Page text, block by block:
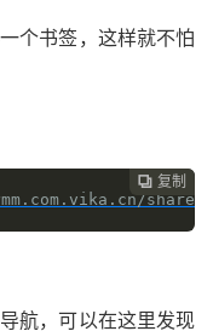
个书签，这样就不怕
 复制
share/
航，可以在这里发现